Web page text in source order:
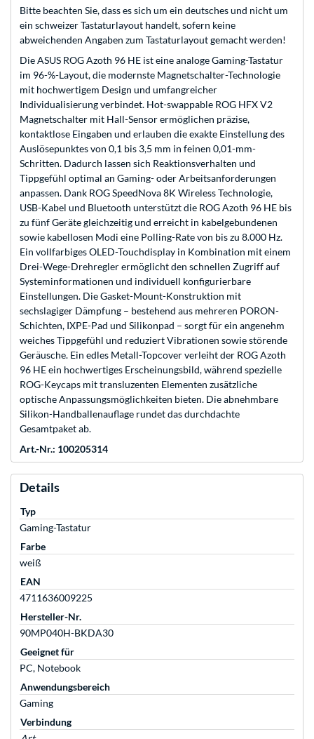
Bitte beachten Sie, dass es sich um ein deutsches und nicht um
ein schweizer Tastaturlayout handelt, sofern keine
abweichenden Angaben zum Tastaturlayout gemacht werden!
Die ASUS ROG Azoth 96 HE ist eine analoge Gaming-Tastatur
im 96-%-Layout, die modernste Magnetschalter-Technologie
mit hochwertigem Design und umfangreicher
Individualisierung verbindet. Hot-swappable ROG HFX V2
Magnetschalter mit Hall-Sensor ermöglichen präzise,
kontaktlose Eingaben und erlauben die exakte Einstellung des
Auslösepunktes von 0,1 bis 3,5 mm in feinen 0,01-mm-
Schritten. Dadurch lassen sich Reaktionsverhalten und
Tippgefühl optimal an Gaming- oder Arbeitsanforderungen
anpassen. Dank ROG SpeedNova 8K Wireless Technologie,
USB-Kabel und Bluetooth unterstützt die ROG Azoth 96 HE bis
zu fünf Geräte gleichzeitig und erreicht in kabelgebundenen
sowie kabellosen Modi eine Polling-Rate von bis zu 8.000 Hz.
Ein vollfarbiges OLED-Touchdisplay in Kombination mit einem
Drei-Wege-Drehregler ermöglicht den schnellen Zugriff auf
Systeminformationen und individuell konfigurierbare
Einstellungen. Die Gasket-Mount-Konstruktion mit
sechslagiger Dämpfung – bestehend aus mehreren PORON-
Schichten, IXPE-Pad und Silikonpad – sorgt für ein angenehm
weiches Tippgefühl und reduziert Vibrationen sowie störende
Geräusche. Ein edles Metall-Topcover verleiht der ROG Azoth
96 HE ein hochwertiges Erscheinungsbild, während spezielle
ROG-Keycaps mit transluzenten Elementen zusätzliche
optische Anpassungsmöglichkeiten bieten. Die abnehmbare
Silikon-Handballenauflage rundet das durchdachte
Gesamtpaket ab.
Art.-Nr.: 100205314
Details
Typ
Gaming-Tastatur
Farbe
weiß
EAN
4711636009225
Hersteller-Nr.
90MP040H-BKDA30
Geeignet für
PC, Notebook
Anwendungsbereich
Gaming
Verbindung